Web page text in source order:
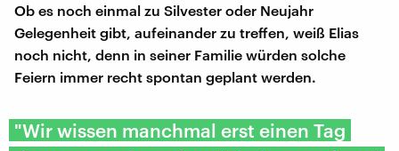
Ob es noch einmal zu Silvester oder Neujahr
Gelegenheit gibt, aufeinander zu treffen, weiß Elias
noch nicht, denn in seiner Familie würden solche
Feiern immer recht spontan geplant werden.
"Wir wissen manchmal erst einen Tag